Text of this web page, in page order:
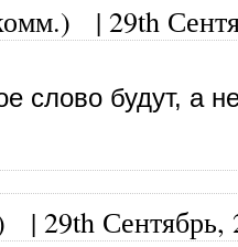
| 29th
слово будут, а
| 29th Сентябрь,